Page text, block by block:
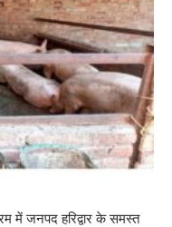
में जनपद हरिद्वार के समस्त